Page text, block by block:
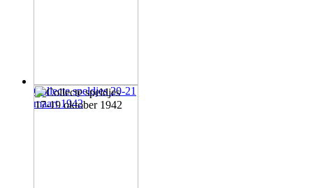
Collecte speldjes 20-21
maart 1942